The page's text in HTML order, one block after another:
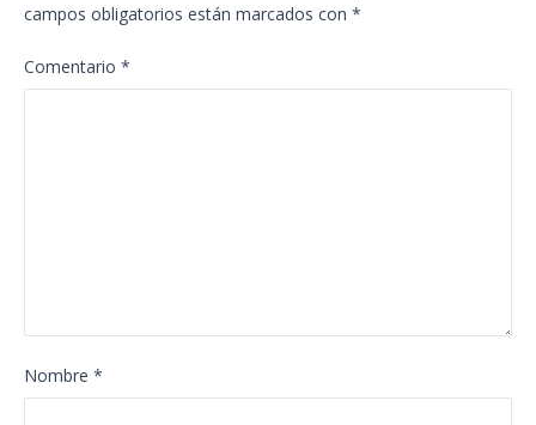
campos obligatorios están marcados con *
Comentario *
Nombre *